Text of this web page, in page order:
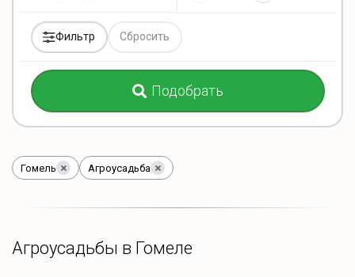
Фильтр Сбросить
Подобрать
Гомель Агроусадьба
Агроусадьбы в Гомеле